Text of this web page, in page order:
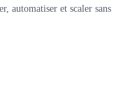
automatiser et scaler sans